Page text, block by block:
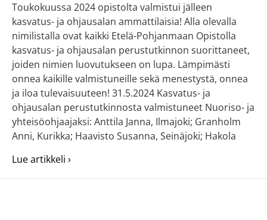
Toukokuussa 2024 opistolta valmistui jälleen
kasvatus- ja ohjausalan ammattilaisia! Alla olevalla
nimilistalla ovat kaikki Etelä-Pohjanmaan Opistolla
kasvatus- ja ohjausalan perustutkinnon suorittaneet,
joiden nimien luovutukseen on lupa. Lämpimästi
onnea kaikille valmistuneille sekä menestystä, onnea
ja iloa tulevaisuuteen! 31.5.2024 Kasvatus- ja
ohjausalan perustutkinnosta valmistuneet Nuoriso- ja
yhteisöohjaajaksi: Anttila Janna, Ilmajoki; Granholm
Anni, Kurikka; Haavisto Susanna, Seinäjoki; Hakola
Lue artikkeli ›